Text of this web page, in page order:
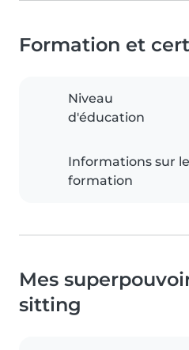
Formation et
Niveau
d'éducation
Informations sur
formation
Mes
sitting